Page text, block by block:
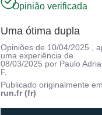
Opinião verificada
Uma ótima dupla
Opiniões de 10/04/2025
,
uma experiência de
08/03/2025 por Paulo
F.
Publicado originalmente
run.fr (fr)